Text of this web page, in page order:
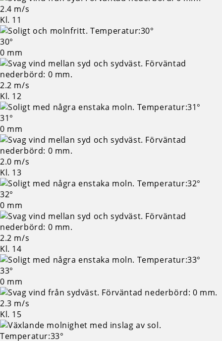
2.4 m/s
Kl. 11
30°
0 mm
2.2 m/s
Kl. 12
31°
0 mm
2.0 m/s
Kl. 13
32°
0 mm
2.2 m/s
Kl. 14
33°
0 mm
2.3 m/s
Kl. 15